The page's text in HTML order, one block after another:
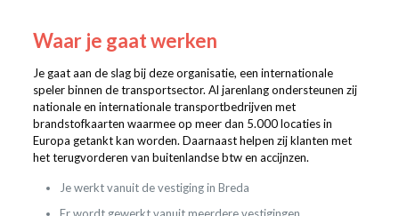
Waar je gaat werken
Je gaat aan de slag bij deze organisatie, een internationale
speler binnen de transportsector. Al jarenlang ondersteunen zij
nationale en internationale transportbedrijven met
brandstofkaarten waarmee op meer dan 5.000 locaties in
Europa getankt kan worden. Daarnaast helpen zij klanten met
het terugvorderen van buitenlandse btw en accijnzen.
Je werkt vanuit de vestiging in Breda
Er wordt gewerkt vanuit meerdere vestigingen